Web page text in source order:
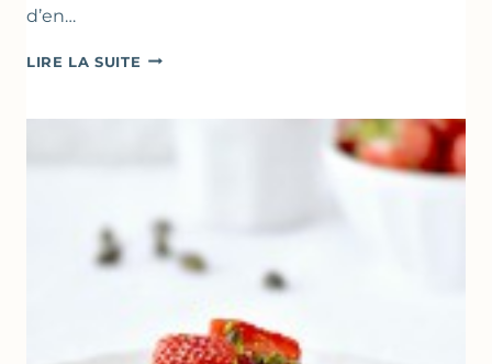
d’en…
LIRE LA SUITE GÂTEAU
FRAISES